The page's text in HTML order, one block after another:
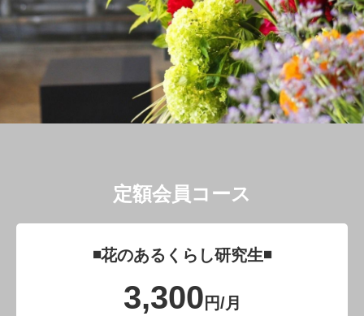
定額会員コース
◾️花のあるくらし研究生◾️
3,300 円/月